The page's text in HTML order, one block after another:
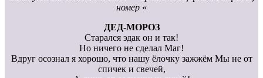
номер «
ДЕД-МОРОЗ
Старался эдак он и так!
Но ничего не сделал Маг!
Вдруг осознал я хорошо, что нашу ёлочку зажжём Мы не от
спичек и свечей,